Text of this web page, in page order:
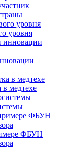
уровня
в медтехе
ФБУН